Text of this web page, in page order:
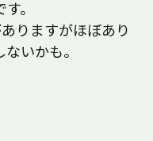
。
りますがほぼあり
いかも。